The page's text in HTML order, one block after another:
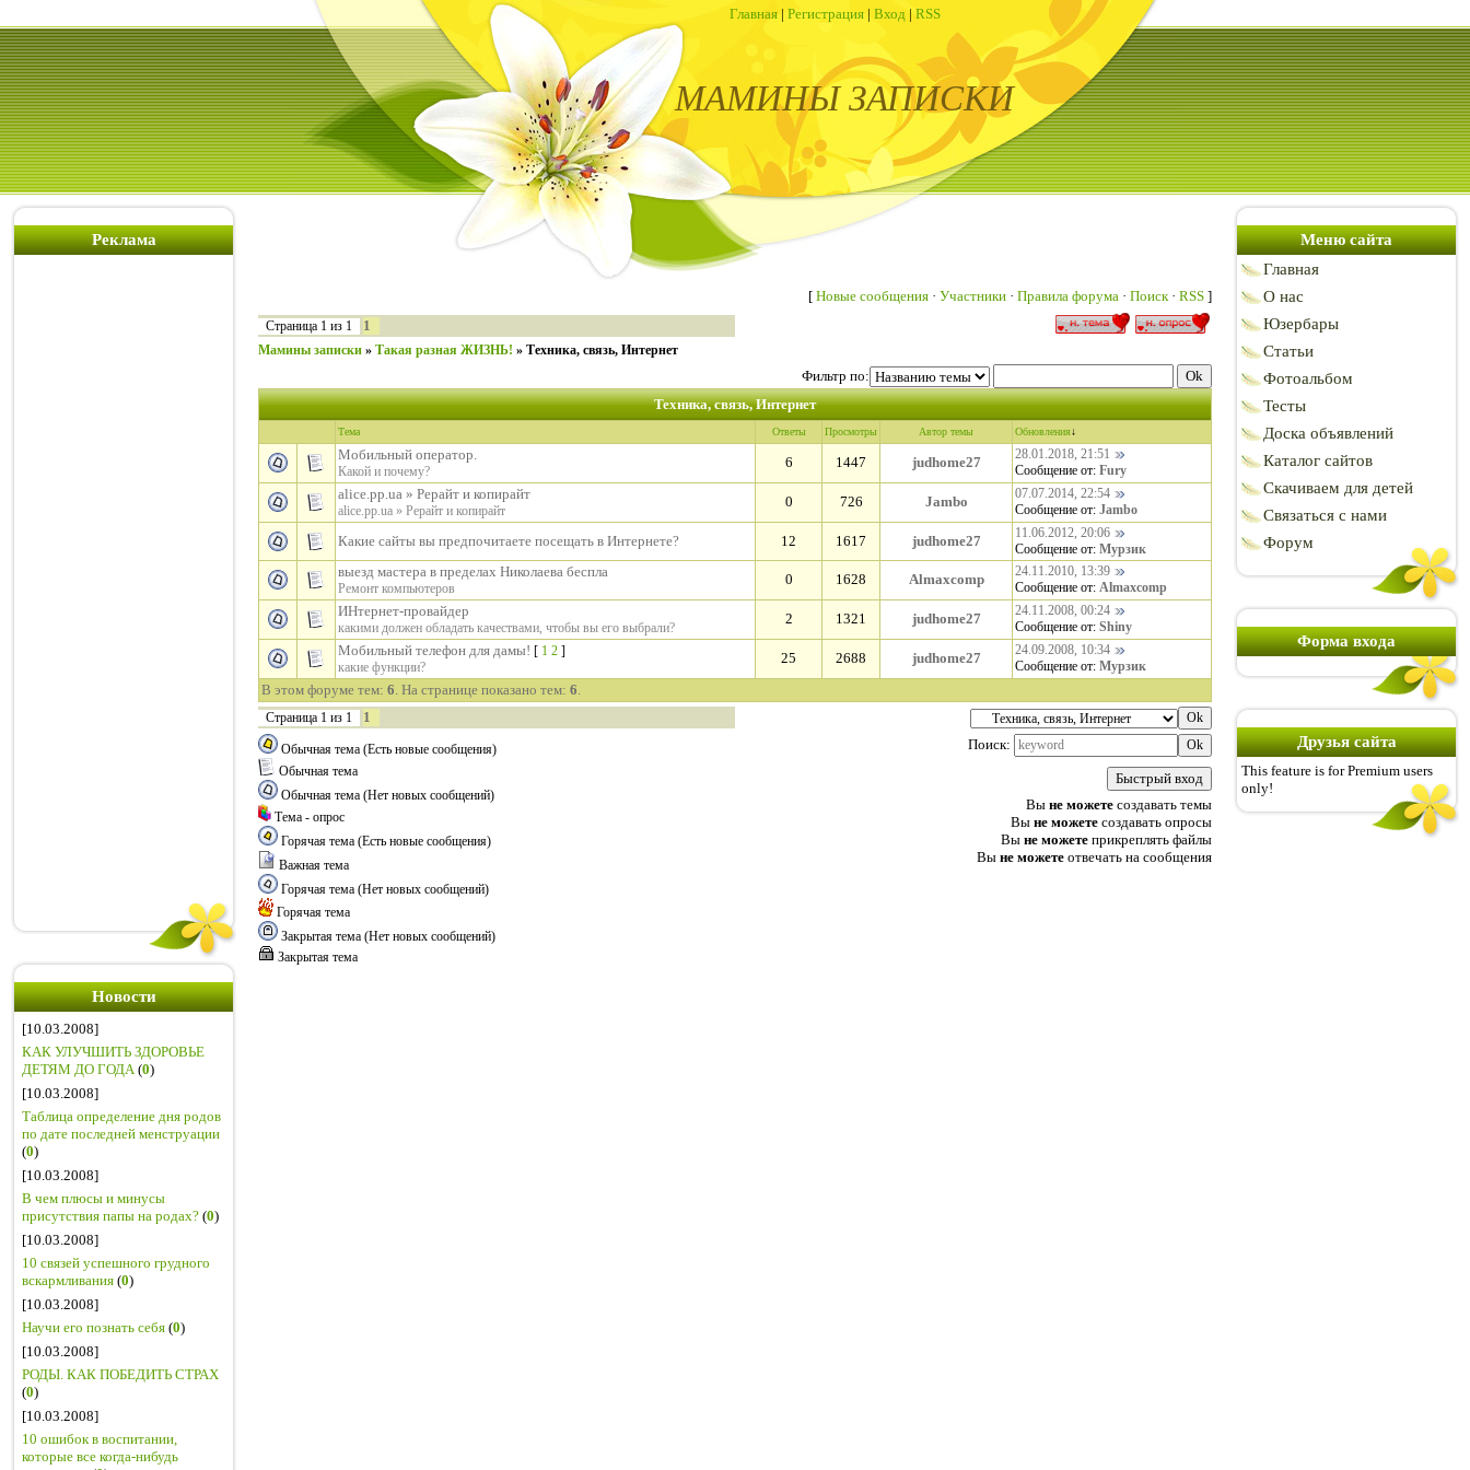
Главная | Регистрация | Вход | RSS
МАМИНЫ ЗАПИСКИ
Реклама
Новости
[10.03.2008]
КАК УЛУЧШИТЬ ЗДОРОВЬЕ
ДЕТЯМ ДО ГОДА (0)
[10.03.2008]
Таблица определение дня родов
по дате последней менструации
(0)
[10.03.2008]
В чем плюсы и минусы
присутствия папы на родах? (0)
[10.03.2008]
10 связей успешного грудного
вскармливания (0)
[10.03.2008]
Научи его познать себя (0)
[10.03.2008]
РОДЫ. КАК ПОБЕДИТЬ СТРАХ
(0)
[10.03.2008]
10 ошибок в воспитании,
которые все когда-нибудь
[ Новые сообщения · Участники · Правила форума · Поиск· RSS ]
Страница 1 из 1 1
Мамины записки » Такая разная ЖИЗНЬ! » Техника, связь, Интернет
Фильтр по:
Техника, связь, Интернет
Тема Ответы Просмотры Автор темы Обновления↓
Мобильный оператор.
Какой и почему?
6 1447 judhome27
28.01.2018, 21:51
Сообщение от: Fury
alice.pp.ua » Рерайт и копирайт
alice.pp.ua » Рерайт и копирайт
0 726 Jambo
07.07.2014, 22:54
Сообщение от: Jambo
Какие сайты вы предпочитаете посещать в Интернете? 12 1617 judhome27
11.06.2012, 20:06
Сообщение от: Мурзик
выезд мастера в пределах Николаева беспла
Ремонт компьютеров
0 1628 Almaxcomp
24.11.2010, 13:39
Сообщение от: Almaxcomp
ИНтернет-провайдер
какими должен обладать качествами, чтобы вы его выбрали?
2 1321 judhome27
24.11.2008, 00:24
Сообщение от: Shiny
Мобильный телефон для дамы! [ 1 2 ]
какие функции?
25 2688 judhome27
24.09.2008, 10:34
Сообщение от: Мурзик
В этом форуме тем: 6. На странице показано тем: 6.
Страница 1 из 1 1
Обычная тема (Есть новые сообщения)
Обычная тема
Обычная тема (Нет новых сообщений)
Тема - опрос
Горячая тема (Есть новые сообщения)
Важная тема
Горячая тема (Нет новых сообщений)
Горячая тема
Закрытая тема (Нет новых сообщений)
Закрытая тема
Поиск:
Вы не можете создавать темы
Вы не можете создавать опросы
Вы не можете прикреплять файлы
Вы не можете отвечать на сообщения
Меню сайта
Главная
О нас
Юзербары
Статьи
Фотоальбом
Тесты
Доска объявлений
Каталог сайтов
Скачиваем для детей
Связаться с нами
Форум
Форма входа
Друзья сайта
This feature is for Premium users
only!